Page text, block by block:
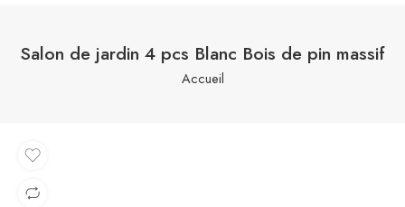
Salon de jardin 4 pcs Blanc Bois de pin massif
Accueil